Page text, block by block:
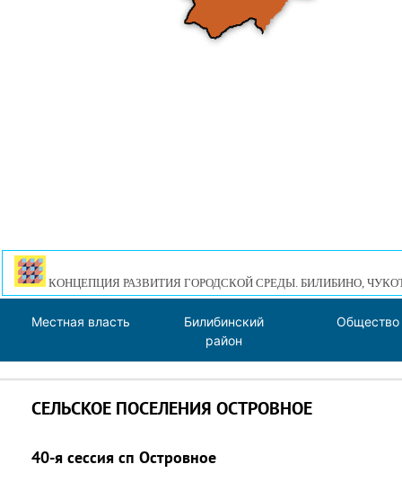
КОНЦЕПЦИЯ РАЗВИТИЯ ГОРОДСКОЙ СРЕДЫ. БИЛИБИНО,
Местная власть
Билибинский
район
Общество
СЕЛЬСКОЕ ПОСЕЛЕНИЯ ОСТРОВНОЕ
40-я сессия сп Островное